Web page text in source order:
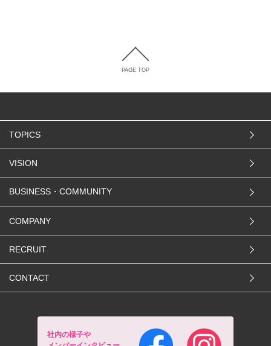
PAGE TOP
TOPICS
VISION
BUSINESS・COMMUNITY
COMPANY
RECRUIT
CONTACT
社内の様子や